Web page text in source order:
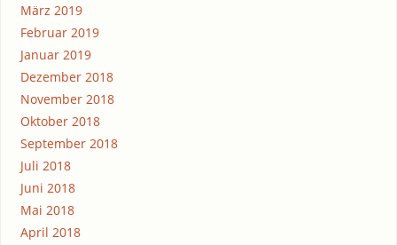
März 2019
Februar 2019
Januar 2019
Dezember 2018
November 2018
Oktober 2018
September 2018
Juli 2018
Juni 2018
Mai 2018
April 2018